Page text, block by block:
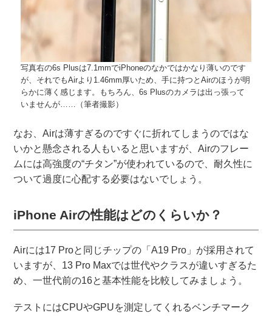
写真右の6s Plusは7.1mmでiPhoneのなかではかなり薄いのです
が、それでもAirより1.46mm厚いため、手に持つとAirのほうが明
らかに薄く感じます。もちろん、6s Plusのカメラは出っ張って
いませんが……（筆者撮影）
なお、Airは薄すぎるのですぐに折れてしまうのではな
いかと懸念される人もいると思いますが、Airのフレー
ムには高強度の“チタン”が使われているので、耐久性に
ついて過度に心配する必要はないでしょう。
iPhone Airの性能はどのくらいか？
Airには17 Proと同じチップの「A19 Pro」が採用されて
いますが、13 Pro Maxでは世代やクラスが違いすぎるた
め、一世代前の16と基本性能を比較してみましょう。
テストにはCPUやGPUを測定してくれるベンチマーク